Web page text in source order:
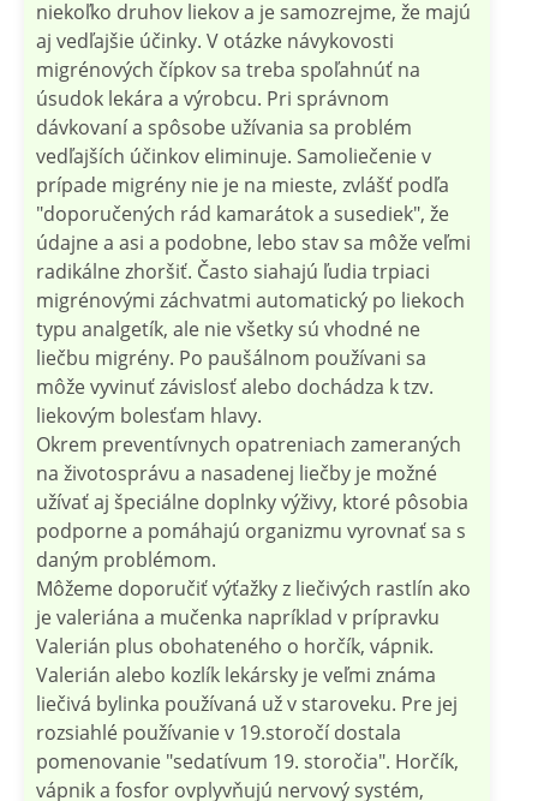
niekoľko druhov liekov a je samozrejme, že majú
aj vedľajšie účinky. V otázke návykovosti
migrénových čípkov sa treba spoľahnúť na
úsudok lekára a výrobcu. Pri správnom
dávkovaní a spôsobe užívania sa problém
vedľajších účinkov eliminuje. Samoliečenie v
prípade migrény nie je na mieste, zvlášť podľa
"doporučených rád kamarátok a susediek", že
údajne a asi a podobne, lebo stav sa môže veľmi
radikálne zhoršiť. Často siahajú ľudia trpiaci
migrénovými záchvatmi automatický po liekoch
typu analgetík, ale nie všetky sú vhodné ne
liečbu migrény. Po paušálnom používani sa
môže vyvinuť závislosť alebo dochádza k tzv.
liekovým bolesťam hlavy.
Okrem preventívnych opatreniach zameraných
na životosprávu a nasadenej liečby je možné
užívať aj špeciálne doplnky výživy, ktoré pôsobia
podporne a pomáhajú organizmu vyrovnať sa s
daným problémom.
Môžeme doporučiť výťažky z liečivých rastlín ako
je valeriána a mučenka napríklad v prípravku
Valerián plus obohateného o horčík, vápnik.
Valerián alebo kozlík lekársky je veľmi známa
liečivá bylinka používaná už v staroveku. Pre jej
rozsiahlé používanie v 19.storočí dostala
pomenovanie "sedatívum 19. storočia". Horčík,
vápnik a fosfor ovplyvňujú nervový systém,